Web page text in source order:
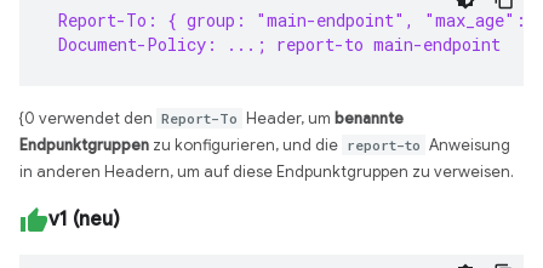
Report-To: { group: "main-endpoint",
Document-Policy: ...; report-to main-endpoint
{0 verwendet den Report-To Header, um benannte
Endpunktgruppen zu konfigurieren, und die report-to Anweisung
in anderen Headern, um auf diese Endpunktgruppen zu verweisen.
v1 (neu)